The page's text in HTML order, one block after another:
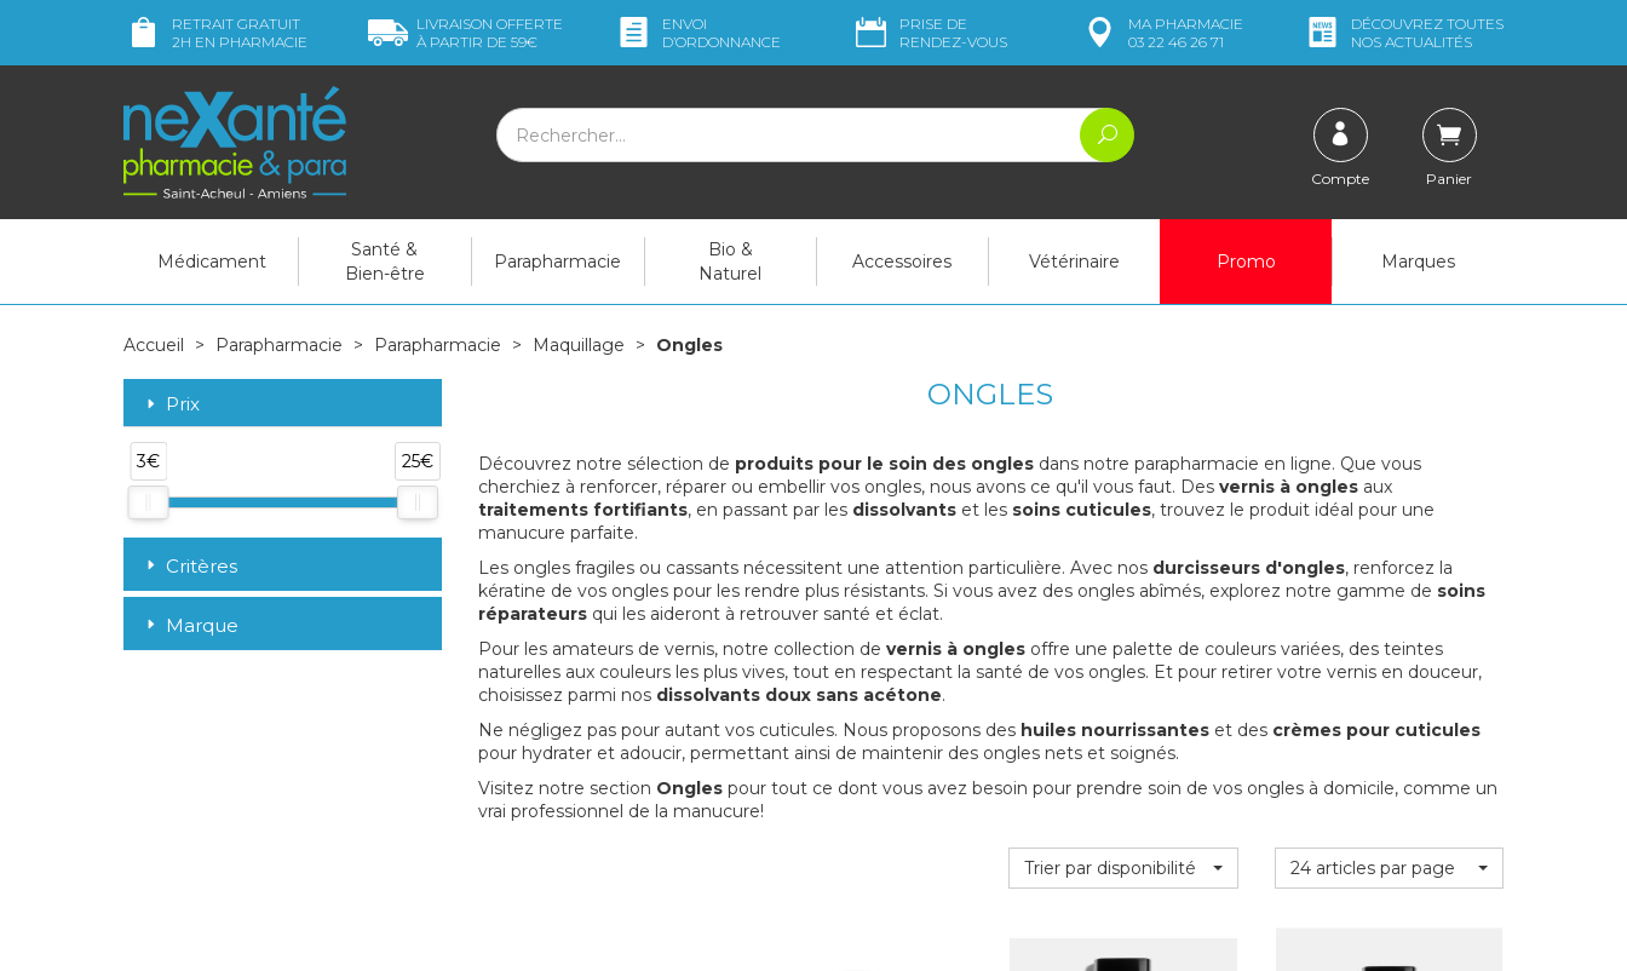
RETRAIT GRATUIT
2H EN PHARMACIE
LIVRAISON OFFERTE
À PARTIR DE 59€
ENVOI
D’ORDONNANCE
PRISE DE
RENDEZ-VOUS
MAPHARMACIE
03 22 46 26 71
DÉCOUVREZ TOUTES
NOS ACTUALITÉS
Compte Panier
Médicament
Santé &
Bien-être
Parapharmacie
Bio &
Naturel
Accessoires Vétérinaire Promo Marques
Accueil Parapharmacie Parapharmacie Maquillage Ongles
ONGLES
Découvrez notre sélection de produits pour le soin des onglesdans notre parapharmacie en ligne. Que vous
cherchiez à renforcer, réparer ou embellir vos ongles, nous avons ce qu'il vous faut. Des vernis à onglesaux
traitements fortifiants, en passant par les dissolvantset les soins cuticules, trouvez le produit idéal pour une
manucure parfaite.
Les ongles fragiles ou cassants nécessitent une attention particulière. Avec nos durcisseurs d'ongles, renforcez la
kératine de vos ongles pour les rendre plus résistants. Si vous avez des ongles abîmés, explorez notre gamme de soins
réparateursqui les aideront à retrouver santé et éclat.
Pour les amateurs de vernis, notre collection de vernis à onglesoffre une palette de couleurs variées, des teintes
naturelles aux couleurs les plus vives, tout en respectant la santé de vos ongles. Et pour retirer votre vernis en douceur,
choisissez parmi nos dissolvants doux sans acétone.
Ne négligez pas pour autant vos cuticules. Nous proposons des huiles nourrissanteset des crèmes pour cuticules
pour hydrater et adoucir, permettant ainsi de maintenir des ongles nets et soignés.
Visitez notre section Onglespour tout ce dont vous avez besoin pour prendre soin de vos ongles à domicile, comme un
vrai professionnel de la manucure!
Trier par disponibilité 24 articles par page
Prix
3€ 25€
Critères
Marque